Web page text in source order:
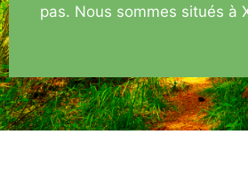
pas. Nous sommes situés à